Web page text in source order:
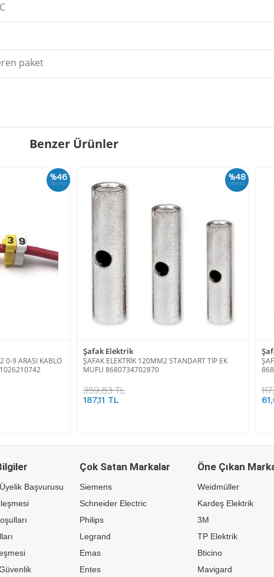
paket
Benzer Ürünler
%46
İskonto
0-9 ARASI KABLO
%48
İskonto
Şafak Elektrik
ŞAFAK ELEKTRİK 120MM2 STANDART TİP EK
MUFU 8680734702870
359,83 TL
187,11 TL
Başvurusu
Çok Satan Markalar
Siemens
Schneider Electric
Philips
Legrand
Emas
Entes
Öne Çıkan
Weidmüller
Kardeş Elektrik
3M
TP Elektrik
Bticino
Mavigard